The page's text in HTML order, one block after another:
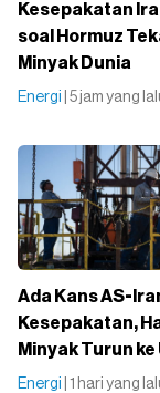
Kesepakatan
soal Hormuz
Minyak Dunia
Energi | 5 jam yang
Ada Kans AS-
Kesepakatan,
Minyak Turun
Energi | 1 hari yang